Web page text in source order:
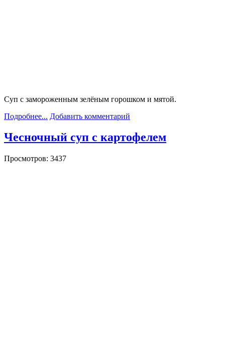
Суп с замороженным зелёным горошком и мятой.
Подробнее... Добавить комментарий
Чесночный суп с картофелем
Просмотров: 3437